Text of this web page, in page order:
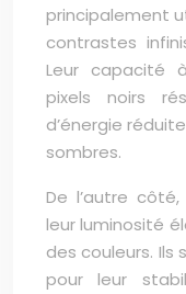
principalement
contrastes
Leur capacité
pixels noirs
d’énergie
sombres.
De l’autre
leur luminosité
des couleurs.
pour leur